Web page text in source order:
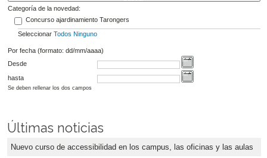
Categoría de la novedad:
Concurso ajardinamiento Tarongers
Seleccionar Todos Ninguno
Por fecha (formato: dd/mm/aaaa)
Desde
hasta
Se deben rellenar los dos campos
Últimas noticias
Nuevo curso de accessibilidad en los campus, las oficinas y las aulas